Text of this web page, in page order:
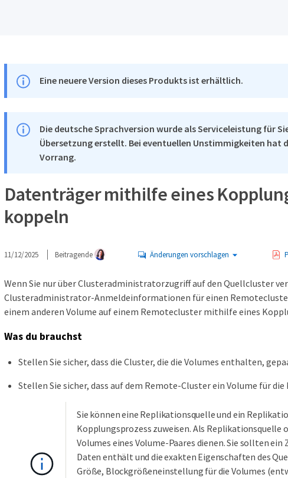
Eine neuere Version dieses Produkts ist erhältlich.
Die deutsche Sprachversion wurde als Serviceleistung für
Übersetzung erstellt. Bei eventuellen Unstimmigkeiten hat
Vorrang.
Datenträger mithilfe eines
koppeln
11/12/2025 Beitragende Änderungen vorschlagen
Wenn Sie nur über Clusteradministratorzugriff auf den Quellcluster
Clusteradministrator-Anmeldeinformationen für einen
einem anderen Volume auf einem Remotecluster mithilfe eines
Was du brauchst
Stellen Sie sicher, dass die Cluster, die die Volumes enthalten,
Stellen Sie sicher, dass auf dem Remote-Cluster ein Volume für
Sie können eine Replikationsquelle und ein
Kopplungsprozess zuweisen. Als Replikationsquelle
Volumes eines Volume-Paares dienen. Sie sollten
Daten enthält und die exakten Eigenschaften des
Größe, Blockgrößeneinstellung für die Volumes